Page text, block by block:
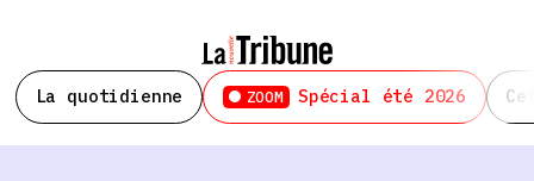
La quotidienne ZOOM Spécial été 2026